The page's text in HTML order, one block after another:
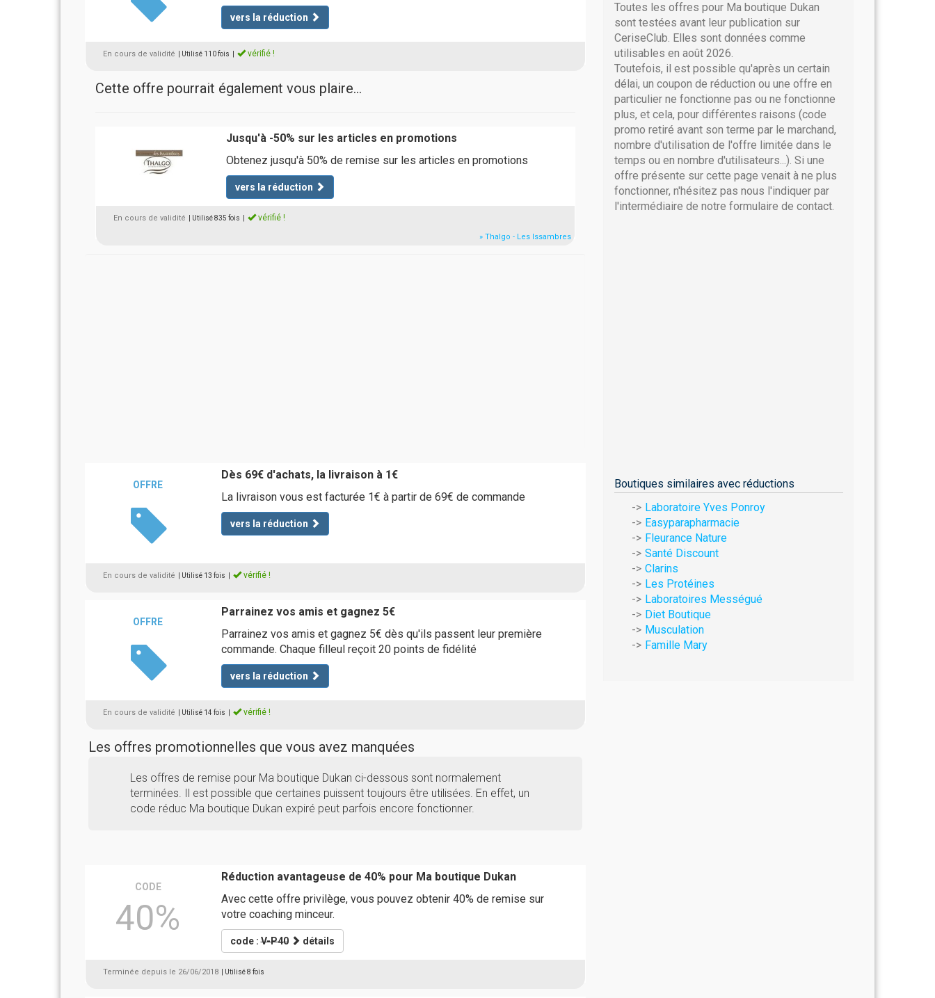
vers la réduction
En cours de validité | Utilisé 110 fois vérifié !
Cette offre pourrait également vous plaire...
Jusqu'à -50% sur les articles en promotions
Obtenez jusqu'à 50% de remise sur les articles en promotions
vers la réduction
En cours de validité | Utilisé 835 fois vérifié !
» Thalgo - Les Issambres
OFFRE
Dès 69€ d'achats, la livraison à 1€
La livraison vous est facturée 1€ à partir de 69€ de commande
vers la réduction
En cours de validité | Utilisé 13 fois vérifié !
OFFRE
Parrainez vos amis et gagnez 5€
Parrainez vos amis et gagnez 5€ dès qu'ils passent leur première
commande. Chaque filleul reçoit 20 points de fidélité
vers la réduction
En cours de validité | Utilisé 14 fois vérifié !
Les offres promotionnelles que vous avez manquées
Les offres de remise pour Ma boutique Dukan ci-dessous sont normalement
terminées. Il est possible que certaines puissent toujours être utilisées. En effet, un
code réduc Ma boutique Dukan expiré peut parfois encore fonctionner.
CODE
40%
Réduction avantageuse de 40% pour Ma boutique Dukan
Avec cette offre privilège, vous pouvez obtenir 40% de remise sur
votre coaching minceur.
code :V-P40 détails
Terminée depuis le 26/06/2018 | Utilisé 8 fois
Toutes les offres pour Ma boutique Dukan
sont testées avant leur publication sur
CeriseClub. Elles sont données comme
utilisables en août 2026.
Toutefois, il est possible qu'après un certain
délai, un coupon de réduction ou une offre en
particulier ne fonctionne pas ou ne fonctionne
plus, et cela, pour différentes raisons (code
promo retiré avant son terme par le marchand,
nombre d'utilisation de l'offre limitée dans le
temps ou en nombre d'utilisateurs...). Si une
offre présente sur cette page venait à ne plus
fonctionner, n'hésitez pas nous l'indiquer par
l'intermédiaire de notre formulaire de contact.
Boutiques similaires avec réductions
Laboratoire Yves Ponroy
Easyparapharmacie
Fleurance Nature
Santé Discount
Clarins
Les Protéines
Laboratoires Mességué
Diet Boutique
Musculation
Famille Mary